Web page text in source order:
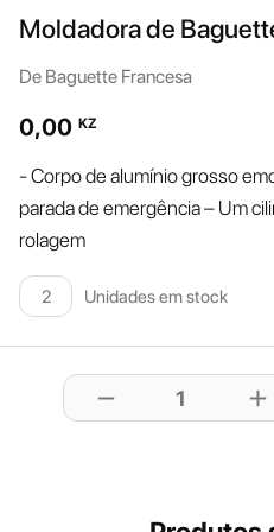
Moldadora de
De Baguette Francesa
0,00 KZ
- Corpo de alumínio grosso
parada de emergência – Um
rolagem
2 Unidades em stock
remove 1 add